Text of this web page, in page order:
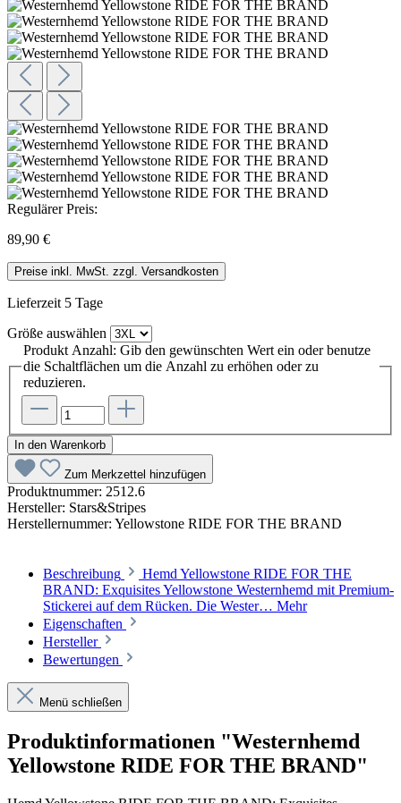
Regulärer Preis:
89,90 €
Preise inkl. MwSt. zzgl. Versandkosten
Lieferzeit 5 Tage
Größe auswählen
Produkt Anzahl: Gib den gewünschten Wert ein oder benutze
die Schaltflächen um die Anzahl zu erhöhen oder zu
reduzieren.
In den Warenkorb
Zum Merkzettel hinzufügen
Produktnummer: 2512.6
Hersteller: Stars&Stripes
Herstellernummer: Yellowstone RIDE FOR THE BRAND
Beschreibung
Hemd Yellowstone RIDE FOR THE
BRAND: Exquisites Yellowstone Westernhemd mit Premium-
Stickerei auf dem Rücken. Die Wester… Mehr
Eigenschaften
Hersteller
Bewertungen
Menü schließen
Produktinformationen "Westernhemd
Yellowstone RIDE FOR THE BRAND"